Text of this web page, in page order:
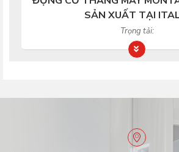
SẢN XUẤT TẠI
Trọng tải: